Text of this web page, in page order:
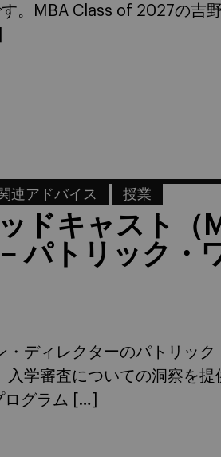
。MBA Class of 2027の吉
連アドバイス 授業
ドキャスト（
パトリック・
・ディレクターのパトリッ
入学審査についての洞察を提
グラム […]